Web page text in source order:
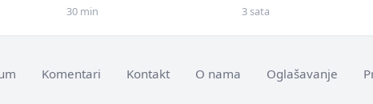
30 min 3 sata
Komentari Kontakt O nama Oglašavanje